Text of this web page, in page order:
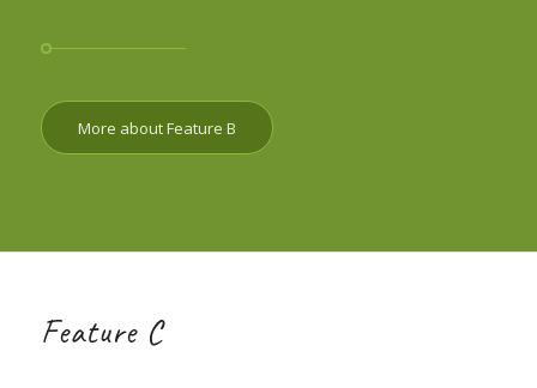
More about Feature B
Feature C